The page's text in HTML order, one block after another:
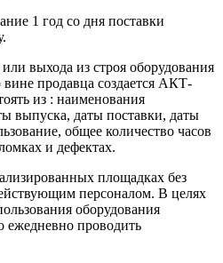
1 год со дня поставки
выхода из строя оборудования
продавца создается АКТ-
из : наименования
выпуска, даты поставки, даты
общее количество часов
и дефектах.
площадках без
персоналом. В целях
оборудования
ежедневно проводить